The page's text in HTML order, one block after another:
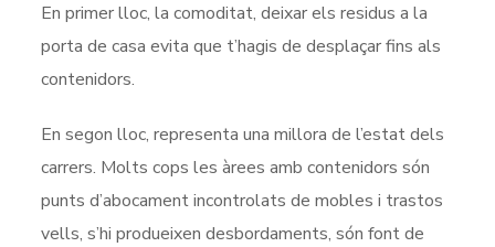
En primer lloc, la comoditat, deixar els residus a la
porta de casa evita que t’hagis de desplaçar fins als
contenidors.
En segon lloc, representa una millora de l’estat dels
carrers. Molts cops les àrees amb contenidors són
punts d’abocament incontrolats de mobles i trastos
vells, s’hi produeixen desbordaments, són font de